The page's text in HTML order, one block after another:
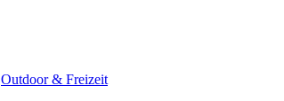
Outdoor & Freizeit